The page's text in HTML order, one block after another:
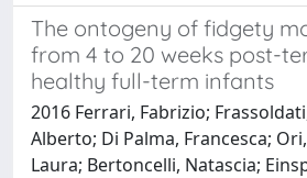
The ontogeny of fidgety
from 4 to 20 weeks post-
healthy full-term infants
2016 Ferrari, Fabrizio;
Alberto; Di Palma, Francesca;
Laura; Bertoncelli, Natascia;